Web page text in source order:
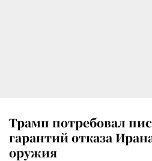
Трамп потребовал
гарантий отказа
оружия